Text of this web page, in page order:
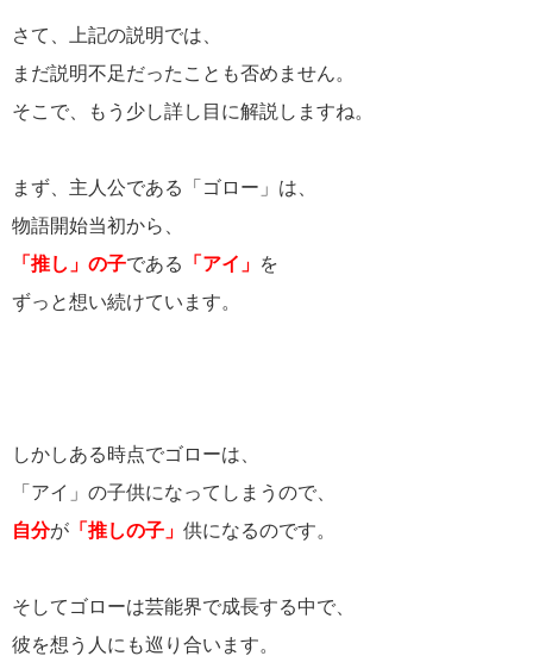
さて、上記の説明では、
まだ説明不足だったことも否めません。
そこで、もう少し詳し目に解説しますね。
まず、主人公である「ゴロー」は、
物語開始当初から、
「推し」の子である 「アイ」 を
ずっと想い続けています。
しかしある時点でゴローは、
「アイ」の子供になってしまうので、
自分が 「推しの子」 供になるのです。
そしてゴローは芸能界で成長する中で、
彼を想う人にも巡り合います。